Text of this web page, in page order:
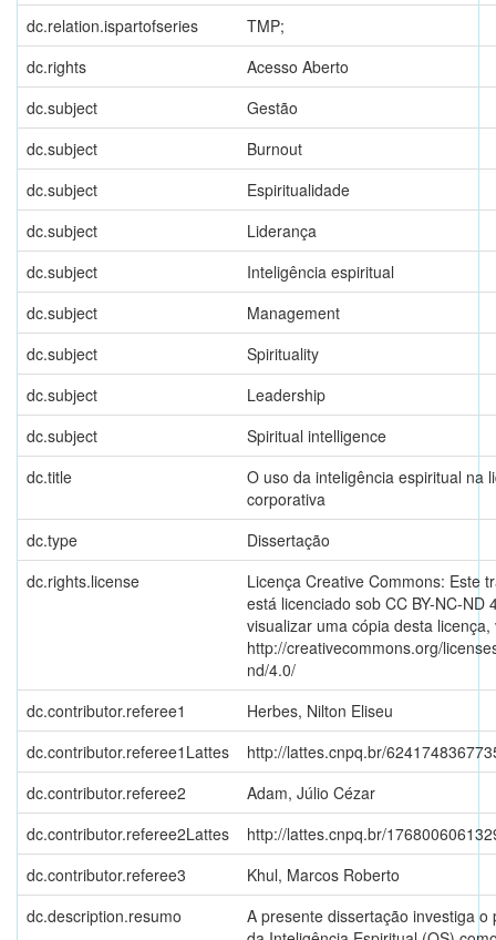
dc.relation.ispartofseries
TMP;
dc.rights
Acesso Aberto
dc.subject
Gestão
dc.subject
Burnout
dc.subject
Espiritualidade
dc.subject
Liderança
dc.subject
Inteligência espiritual
dc.subject
Management
dc.subject
Spirituality
dc.subject
Leadership
dc.subject
Spiritual intelligence
dc.title
O uso da inteligência espiritual na
corporativa
dc.type
Dissertação
dc.rights.license
Licença Creative Commons: Este
está licenciado sob CC BY-NC-ND
visualizar uma cópia desta licença,
http://creativecommons.org/
nd/4.0/
dc.contributor.referee1
Herbes, Nilton Eliseu
dc.contributor.referee1Lattes
http://lattes.cnpq.br/
dc.contributor.referee2
Adam, Júlio Cézar
dc.contributor.referee2Lattes
http://lattes.cnpq.br/
dc.contributor.referee3
Khul, Marcos Roberto
dc.description.resumo
A presente dissertação investiga o